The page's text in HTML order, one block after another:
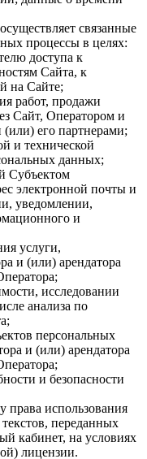
связанные
процессы в целях:
доступа к
Сайта, к
на Сайте;
работ, продажи
Сайт, Оператором и
(или) его партнерами;
и технической
данных;
Субъектом
электронной почты и
уведомлении,
и
услуги,
и (или) арендатора
исследовании
анализа по
персональных
и (или) арендатора
и безопасности
права использования
переданных
кабинет, на условиях
лицензии.